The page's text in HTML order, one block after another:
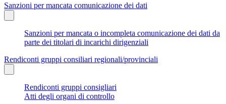
Sanzioni per mancata comunicazione dei dati
Sanzioni per mancata o incompleta comunicazione dei dati da
parte dei titolari di incarichi dirigenziali
Rendiconti gruppi consiliari regionali/provinciali
Rendiconti gruppi consigliari
Atti degli organi di controllo